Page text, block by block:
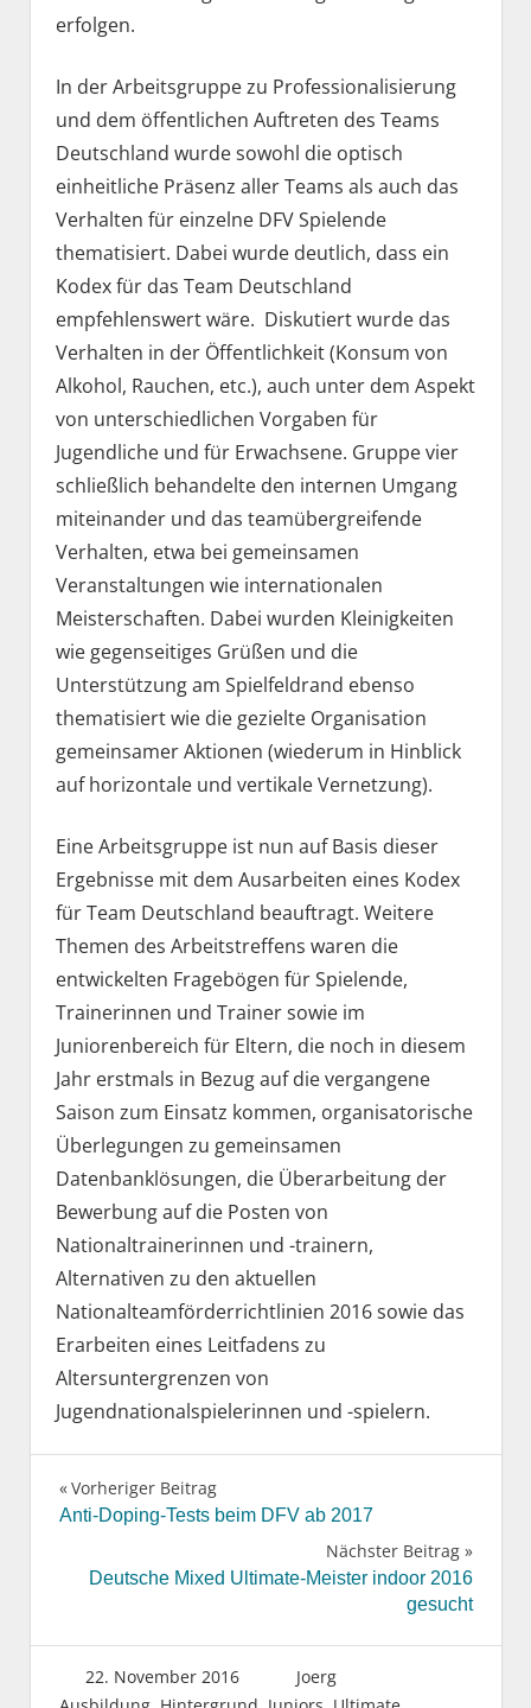
erfolgen.
In der Arbeitsgruppe zu Professionalisierung
und dem öffentlichen Auftreten des Teams
Deutschland wurde sowohl die optisch
einheitliche Präsenz aller Teams als auch das
Verhalten für einzelne DFV Spielende
thematisiert. Dabei wurde deutlich, dass ein
Kodex für das Team Deutschland
empfehlenswert wäre. Diskutiert wurde das
Verhalten in der Öffentlichkeit (Konsum von
Alkohol, Rauchen, etc.), auch unter dem Aspekt
von unterschiedlichen Vorgaben für
Jugendliche und für Erwachsene. Gruppe vier
schließlich behandelte den internen Umgang
miteinander und das teamübergreifende
Verhalten, etwa bei gemeinsamen
Veranstaltungen wie internationalen
Meisterschaften. Dabei wurden Kleinigkeiten
wie gegenseitiges Grüßen und die
Unterstützung am Spielfeldrand ebenso
thematisiert wie die gezielte Organisation
gemeinsamer Aktionen (wiederum in Hinblick
auf horizontale und vertikale Vernetzung).
Eine Arbeitsgruppe ist nun auf Basis dieser
Ergebnisse mit dem Ausarbeiten eines Kodex
für Team Deutschland beauftragt. Weitere
Themen des Arbeitstreffens waren die
entwickelten Fragebögen für Spielende,
Trainerinnen und Trainer sowie im
Juniorenbereich für Eltern, die noch in diesem
Jahr erstmals in Bezug auf die vergangene
Saison zum Einsatz kommen, organisatorische
Überlegungen zu gemeinsamen
Datenbanklösungen, die Überarbeitung der
Bewerbung auf die Posten von
Nationaltrainerinnen und -trainern,
Alternativen zu den aktuellen
Nationalteamförderrichtlinien 2016 sowie das
Erarbeiten eines Leitfadens zu
Altersuntergrenzen von
Jugendnationalspielerinnen und -spielern.
Beitragsnavigation
Vorheriger Beitrag
Anti-Doping-Tests beim DFV ab 2017
Nächster Beitrag
Deutsche Mixed Ultimate-Meister indoor 2016
gesucht
22. November 2016
Joerg